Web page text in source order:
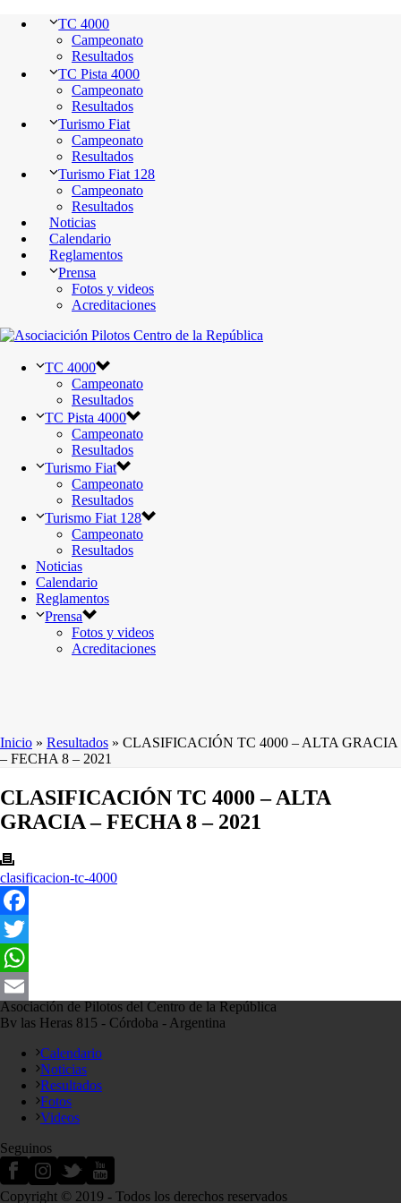
TC 4000
Campeonato
Resultados
TC Pista 4000
Campeonato
Resultados
Turismo Fiat
Campeonato
Resultados
Turismo Fiat 128
Campeonato
Resultados
Noticias
Calendario
Reglamentos
Prensa
Fotos y videos
Acreditaciones
TC 4000
Campeonato
Resultados
TC Pista 4000
Campeonato
Resultados
Turismo Fiat
Campeonato
Resultados
Turismo Fiat 128
Campeonato
Resultados
Noticias
Calendario
Reglamentos
Prensa
Fotos y videos
Acreditaciones
Inicio » Resultados » CLASIFICACIÓN TC 4000 – ALTA GRACIA
– FECHA 8 – 2021
CLASIFICACIÓN TC 4000 – ALTA
GRACIA – FECHA 8 – 2021
clasificacion-tc-4000
Facebook
Twitter
WhatsApp
Email
Asociación de Pilotos del Centro de la República
Bv las Heras 815 - Córdoba - Argentina
Calendario
Noticias
Resultados
Fotos
Videos
Seguinos
Copyright © 2019 - Todos los derechos reservados